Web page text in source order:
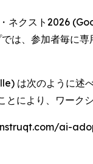
ネクスト2026
は、参加者毎に
は次のように述
により、ワーク
ai-